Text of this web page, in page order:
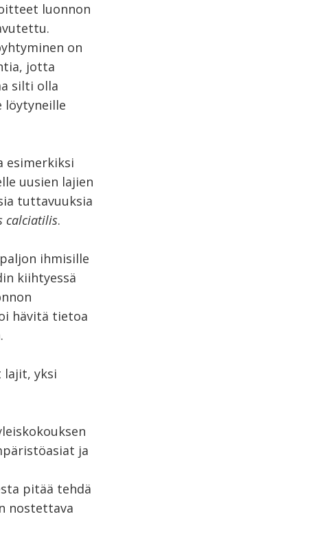
luonnon
on
jotta
silti olla
löytyneille
esimerkiksi
uusien lajien
tuttavuuksia
calciatilis.
ihmisille
kiihtyessä
hävitä tietoa
lajit, yksi
ja
pitää tehdä
nostettava